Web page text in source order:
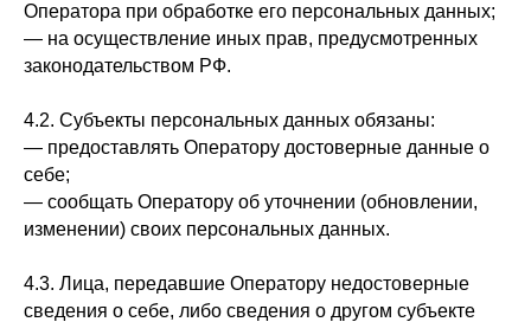
Оператора при обработке его персональных данных;
— на осуществление иных прав, предусмотренных
законодательством РФ.
4.2. Субъекты персональных данных обязаны:
— предоставлять Оператору достоверные данные о
себе;
— сообщать Оператору об уточнении (обновлении,
изменении) своих персональных данных.
4.3. Лица, передавшие Оператору недостоверные
сведения о себе, либо сведения о другом субъекте